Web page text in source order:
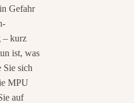
Gefahr
– kurz
ist, was
Sie sich
MPU
auf